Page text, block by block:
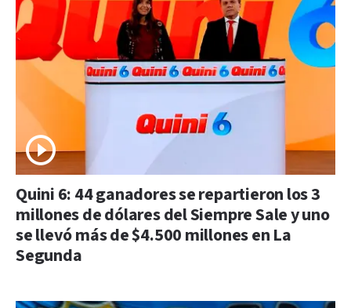
Quini 6: 44 ganadores se repartieron los 3
millones de dólares del Siempre Sale y uno
se llevó más de $4.500 millones en La
Segunda